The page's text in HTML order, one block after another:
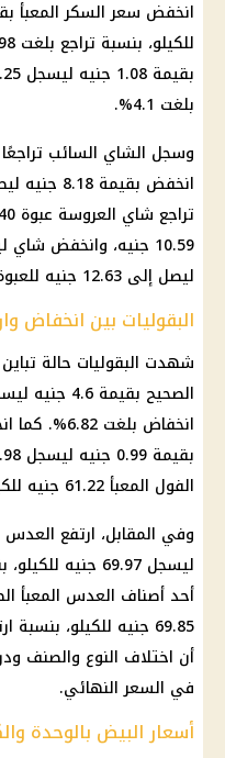
بلغت 4.1%.
وسجل الشاي السائب
ليصل إلى 12.63 جنيه للعبوة.
البقوليات بين انخفاض
شهدت البقوليات حالة
انخفاض
الفول المعبأ 61.22 جنيه للكيلو وفق
أن اختلاف النوع والصنف
في السعر النهائي.
أسعار البيض بالوحدة